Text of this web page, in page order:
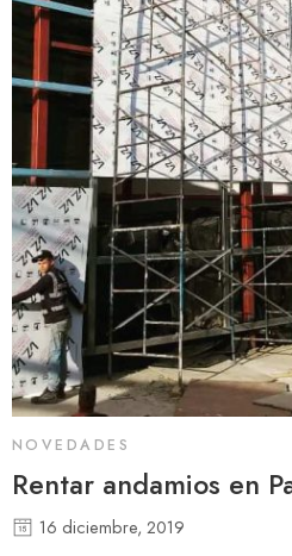
NOVEDADES
Rentar andamios en
16 diciembre, 2019